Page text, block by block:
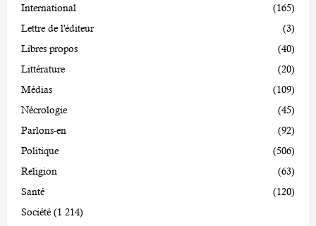
International
(165)
Lettre de l'éditeur
(3)
Libres propos
(40)
Littérature
(20)
Médias
(109)
Nécrologie
(45)
Parlons-en
(92)
Politique
(506)
Religion
(63)
Santé
(120)
Société (1 214)